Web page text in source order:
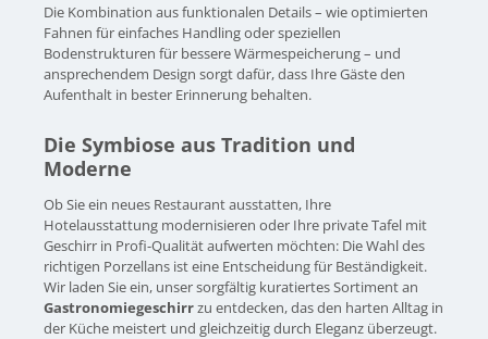
Die Kombination aus funktionalen Details – wie optimierten
Fahnen für einfaches Handling oder speziellen
Bodenstrukturen für bessere Wärmespeicherung – und
ansprechendem Design sorgt dafür, dass Ihre Gäste den
Aufenthalt in bester Erinnerung behalten.
Die Symbiose aus Tradition und
Moderne
Ob Sie ein neues Restaurant ausstatten, Ihre
Hotelausstattung modernisieren oder Ihre private Tafel mit
Geschirr in Profi-Qualität aufwerten möchten: Die Wahl des
richtigen Porzellans ist eine Entscheidung für Beständigkeit.
Wir laden Sie ein, unser sorgfältig kuratiertes Sortiment an
Gastronomiegeschirrzu entdecken, das den harten Alltag in
der Küche meistert und gleichzeitig durch Eleganz überzeugt.